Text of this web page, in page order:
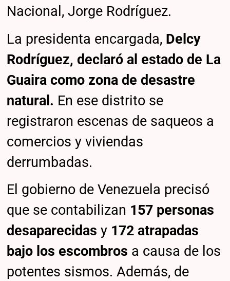
Nacional, Jorge Rodríguez.
La presidenta encargada, Delcy
Rodríguez, declaró al estado de La
Guaira como zona de desastre
natural. En ese distrito se
registraron escenas de saqueos a
comercios y viviendas
derrumbadas.
El gobierno de Venezuela precisó
que se contabilizan 157 personas
desaparecidas y 172 atrapadas
bajo los escombros a causa de los
potentes sismos. Además, de